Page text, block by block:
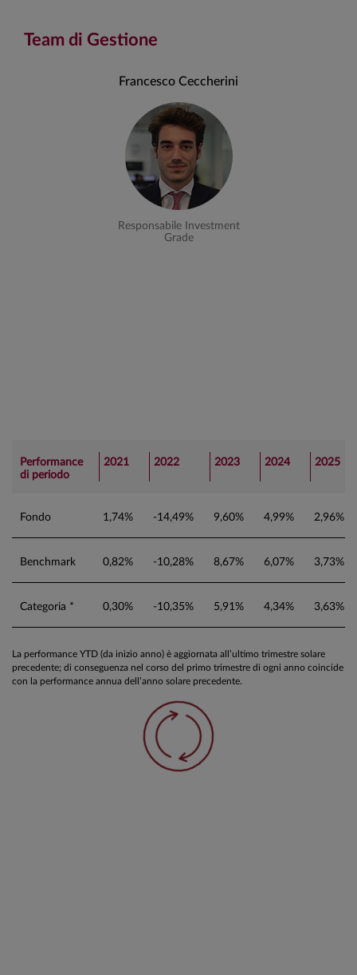
Team di Gestione
Francesco Ceccherini
Responsabile Investment
Grade
Performance
di periodo
2021 2022 2023 2024 2025
Fondo 1,74% -14,49% 9,60% 4,99% 2,96%
Benchmark 0,82% -10,28% 8,67% 6,07% 3,73%
Categoria * 0,30% -10,35% 5,91% 4,34% 3,63%
La performance YTD (da inizio anno) è aggiornata all’ultimo trimestre solare
precedente; di conseguenza nel corso del primo trimestre di ogni anno coincide
con la performance annua dell’anno solare precedente.